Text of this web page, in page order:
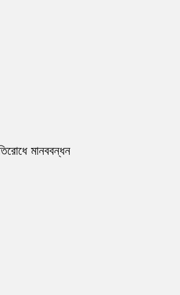
মানববন্ধন